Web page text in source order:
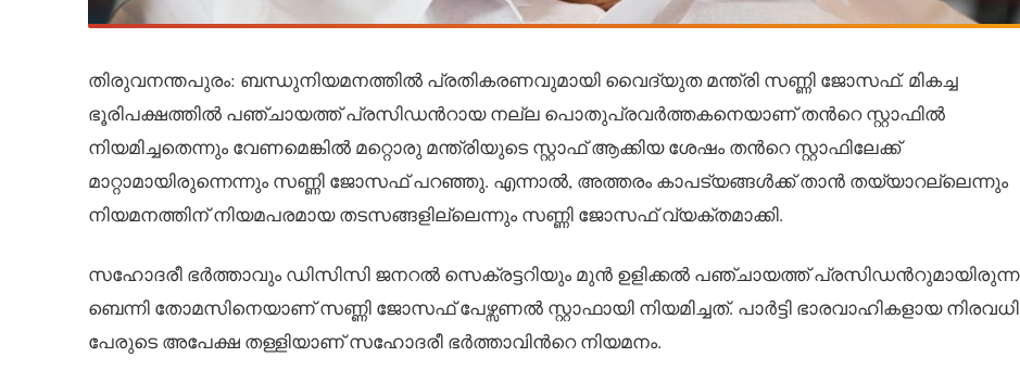
തിരുവനന്തപുരം: ബന്ധുനിയമനത്തിൽ പ്രതികരണവുമായി വൈദ്യുത മന്ത്രി സണ്ണി ജോസഫ്. മികച്ച
ഭൂരിപക്ഷത്തിൽ പഞ്ചായത്ത് പ്രസിഡന്‍റായ നല്ല പൊതുപ്രവർത്തകനെയാണ് തന്‍റെ സ്റ്റാഫിൽ
നിയമിച്ചതെന്നും വേണമെങ്കിൽ മറ്റൊരു മന്ത്രിയുടെ സ്റ്റാഫ് ആക്കിയ ശേഷം തന്‍റെ സ്റ്റാഫിലേക്ക്
മാറ്റാമായിരുന്നെന്നും സണ്ണി ജോസഫ് പറഞ്ഞു. എന്നാൽ, അത്തരം കാപട്യങ്ങൾക്ക് താൻ തയ്യാറല്ലെന്നും
നിയമനത്തിന് നിയമപരമായ തടസങ്ങളില്ലെന്നും സണ്ണി ജോസഫ് വ്യക്തമാക്കി.
സഹോദരീ ഭർത്താവും ഡിസിസി ജനറൽ സെക്രട്ടറിയും മുൻ ഉളിക്കൽ പഞ്ചായത്ത് പ്രസിഡന്‍റുമായിരുന്ന
ബെന്നി തോമസിനെയാണ് സണ്ണി ജോസഫ് പേഴ്സണൽ സ്റ്റാഫായി നിയമിച്ചത്. പാർട്ടി ഭാരവാഹികളായ നിരവധി
പേരുടെ അപേക്ഷ തള്ളിയാണ് സഹോദരീ ഭർത്താവിന്‍റെ നിയമനം.